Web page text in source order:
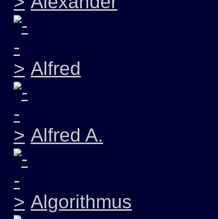
Alfred
Alfred A.
Algorithmus